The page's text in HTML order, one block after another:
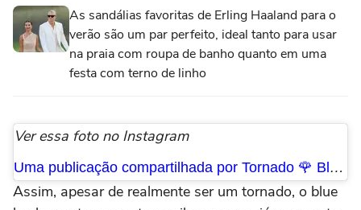
As sandálias favoritas de Erling Haaland para o
verão são um par perfeito, ideal tanto para usar
na praia com roupa de banho quanto em uma
festa com terno de linho
Ver essa foto no Instagram
Uma publicação compartilhada por Tornado 🌹 Blue Heeler © (@torblueheeler)
Assim, apesar de realmente ser um tornado, o blue